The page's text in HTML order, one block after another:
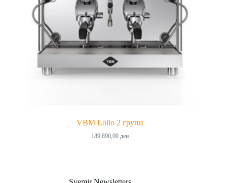
VBM Lollo 2 групи
189.890,00 ден